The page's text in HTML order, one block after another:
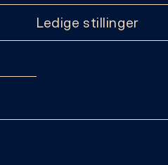
Ledige stillinger